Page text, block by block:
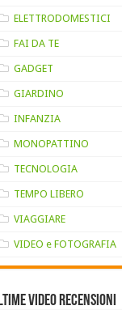
ELETTRODOMESTICI
FAI DA TE
GADGET
GIARDINO
INFANZIA
MONOPATTINO
TECNOLOGIA
TEMPO LIBERO
VIAGGIARE
VIDEO e FOTOGRAFIA
VIDEO RECENSIONI